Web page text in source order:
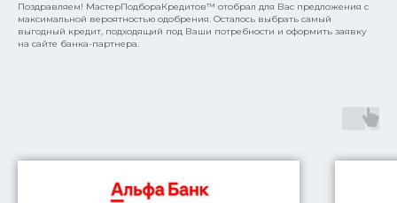
Поздравляем! МастерПодбораКредитов™ отобрал для Вас предложения с
максимальной вероятностью одобрения. Осталось выбрать самый
выгодный кредит, подходящий под Ваши потребности и оформить заявку
на сайте банка-партнера.